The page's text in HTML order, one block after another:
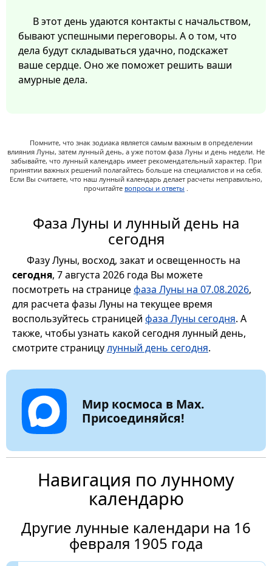
В этот день удаются контакты с начальством,
бывают успешными переговоры. А о том, что
дела будут складываться удачно, подскажет
ваше сердце. Оно же поможет решить ваши
амурные дела.
Помните, что знак зодиака является самым важным в определении
влияния Луны, затем лунный день, а уже потом фаза Луны и день недели. Не
забывайте, что лунный календарь имеет рекомендательный характер. При
принятии важных решений полагайтесь больше на специалистов и на себя.
Если Вы считаете, что наш лунный календарь делает расчеты неправильно,
прочитайте вопросы и ответы .
Фаза Луны и лунный день на
сегодня
Фазу Луны, восход, закат и освещенность на
сегодня, 7 августа 2026 года Вы можете
посмотреть на страницефаза Луны на 07.08.2026,
для расчета фазы Луны на текущее время
воспользуйтесь страницей фаза Луны сегодня. А
также, чтобы узнать какой сегодня лунный день,
смотрите страницулунный день сегодня.
Мир космоса в Max.
Присоединяйся!
Навигация по лунному
календарю
Другие лунные календари на 16
февраля 1905 года